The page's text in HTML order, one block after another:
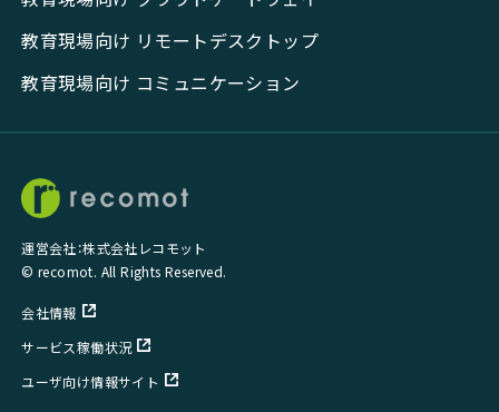
教育現場向け リモートデスクトップ
教育現場向け コミュニケーション
運営会社：株式会社レコモット
© recomot. All Rights Reserved.
会社情報
サービス稼働状況
ユーザ向け情報サイト